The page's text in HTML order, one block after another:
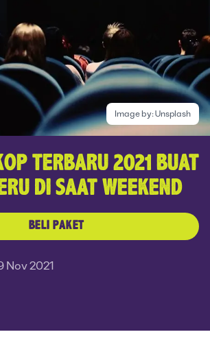
Image by:Unsplash
TERBARU 2021 BUAT
DI SAAT WEEKEND
BELI PAKET
Nov 2021